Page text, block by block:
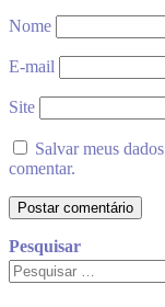
Nome
E-mail
Site
Salvar meus
comentar.
Pesquisar